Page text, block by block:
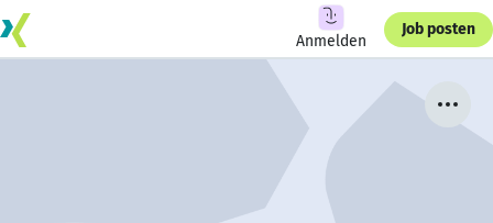
Anmelden
Job posten